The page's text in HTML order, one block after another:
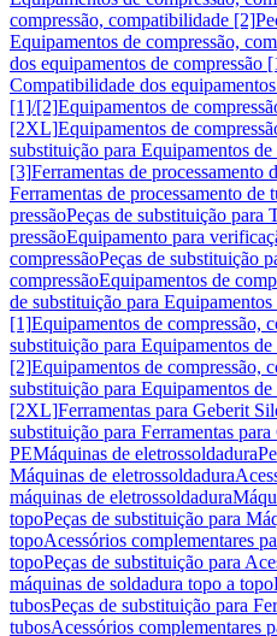
compressão, compatibilidade [2]
Equipamentos de compressão,
dos equipamentos de compressão
Compatibilidade dos
[1]/[2]Equipamentos de
[2XL]Equipamentos de
substituição para Equipamentos
[3]Ferramentas de processamento
Ferramentas de processamento de
pressãoPeças de substituição para
pressãoEquipamento para
compressãoPeças de substituição
compressãoEquipamentos de
de substituição para
[1]Equipamentos de compressão,
substituição para Equipamentos
[2]Equipamentos de compressão,
substituição para Equipamentos
[2XL]Ferramentas para Geberit
substituição para Ferramentas
PEMáquinas de eletrossoldadura
Máquinas de eletrossoldadura
máquinas de eletrossoldadura
topoPeças de substituição para
topoAcessórios complementares
topoPeças de substituição para
máquinas de soldadura topo a topo
tubosPeças de substituição para
tubosAcessórios complementares